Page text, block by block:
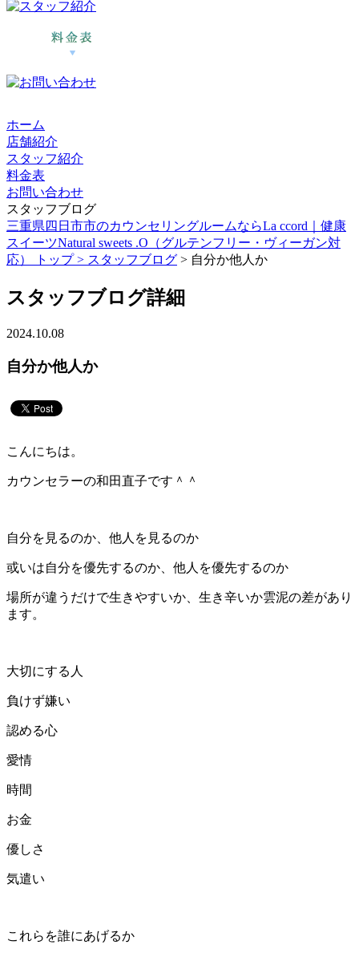
ホーム
店舗紹介
スタッフ紹介
料金表
お問い合わせ
スタッフブログ
三重県四日市市のカウンセリングルームならLa ccord｜健康
スイーツNatural sweets .O（グルテンフリー・ヴィーガン対
応） トップ > スタッフブログ > 自分か他人か
スタッフブログ詳細
2024.10.08
自分か他人か
こんにちは。
カウンセラーの和田直子です＾＾
自分を見るのか、他人を見るのか
或いは自分を優先するのか、他人を優先するのか
場所が違うだけで生きやすいか、生き辛いか雲泥の差があり
ます。
大切にする人
負けず嫌い
認める心
愛情
時間
お金
優しさ
気遣い
これらを誰にあげるか